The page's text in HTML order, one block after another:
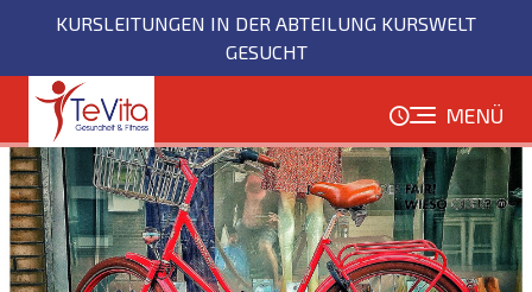
Inhalt
KURSLEITUNGEN IN DER ABTEILUNG KURSWELT
GESUCHT
MENÜ